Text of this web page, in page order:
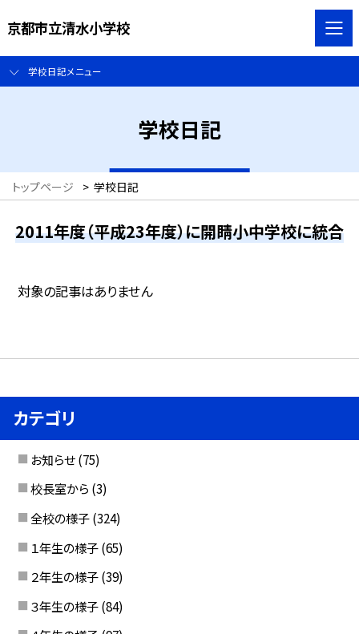
京都市立清水小学校
学校日記メニュー
学校日記
トップページ > 学校日記
2011年度（平成23年度）に開睛小中学校に統合
対象の記事はありません
カテゴリ
お知らせ (75)
校長室から (3)
全校の様子 (324)
１年生の様子 (65)
２年生の様子 (39)
３年生の様子 (84)